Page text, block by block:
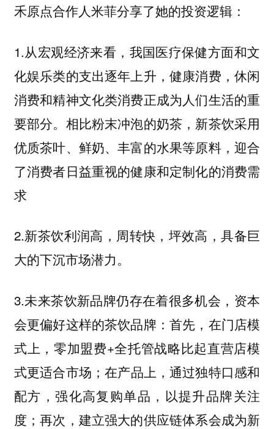
禾原点合作人米菲分享了她的投资逻辑：
1.从宏观经济来看，我国医疗保健方面和文
化娱乐类的支出逐年上升，健康消费，休闲
消费和精神文化类消费正成为人们生活的重
要部分。相比粉末冲泡的奶茶，新茶饮采用
优质茶叶、鲜奶、丰富的水果等原料，迎合
了消费者日益重视的健康和定制化的消费需
求
2.新茶饮利润高，周转快，坪效高，具备巨
大的下沉市场潜力。
3.未来茶饮新品牌仍存在着很多机会，资本
会更偏好这样的茶饮品牌：首先，在门店模
式上，零加盟费+全托管战略比起直营店模
式更适合市场；在产品上，通过独特口感和
配方，强化高复购单品，以提升品牌关注
度；再次，建立强大的供应链体系会成为新